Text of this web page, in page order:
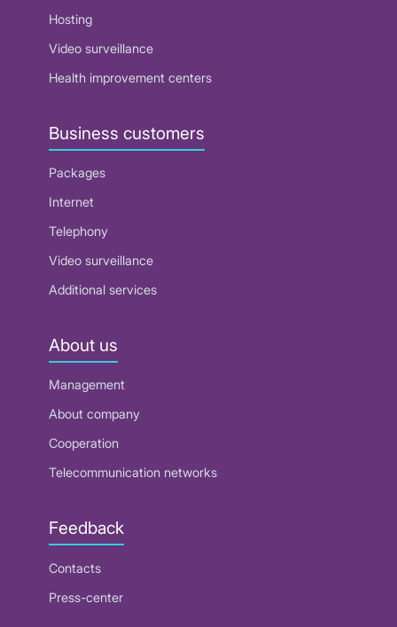
Hosting
Video surveillance
Health improvement centers
Business customers
Packages
Internet
Telephony
Video surveillance
Additional services
About us
Management
About company
Cooperation
Telecommunication networks
Feedback
Contacts
Press-center